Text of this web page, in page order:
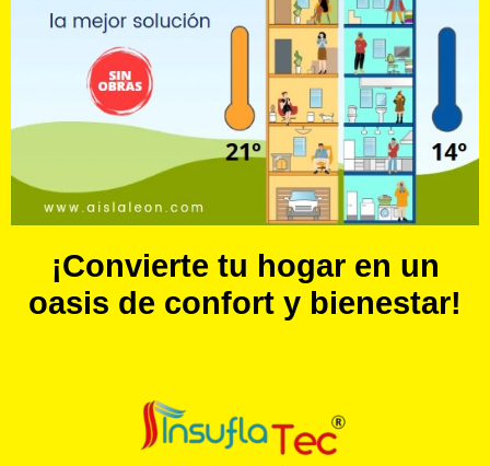
¡Convierte tu hogar en un
oasis de confort y bienestar!